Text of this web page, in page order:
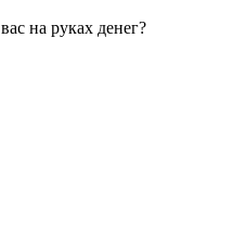
на руках денег?